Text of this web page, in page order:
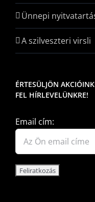
Ünnepi
A szilveszteri virsli
ÉRTESÜLJÖN
FEL HÍRLEVELÜNKRE!
Email cím: